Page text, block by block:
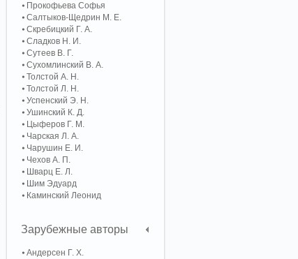
Прокофьева Софья
Салтыков-Щедрин М. Е.
Скребицкий Г. А.
Сладков Н. И.
Сутеев В. Г.
Сухомлинский В. А.
Толстой А. Н.
Толстой Л. Н.
Успенский Э. Н.
Ушинский К. Д.
Цыферов Г. М.
Чарская Л. А.
Чарушин Е. И.
Чехов А. П.
Шварц Е. Л.
Шим Эдуард
Каминский Леонид
Зарубежные авторы
Андерсен Г. Х.